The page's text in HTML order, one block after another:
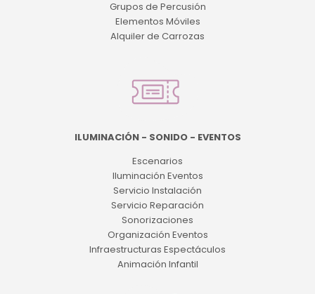
Grupos de Percusión
Elementos Móviles
Alquiler de Carrozas
ILUMINACIÓN - SONIDO - EVENTOS
Escenarios
Iluminación Eventos
Servicio Instalación
Servicio Reparación
Sonorizaciones
Organización Eventos
Infraestructuras Espectáculos
Animación Infantil